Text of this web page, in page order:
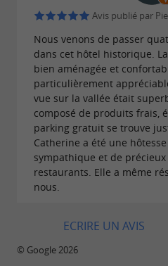
parenthèse de sérénité
précieux.
Le petit plus ?Un accès
ville, et un stationnement
Bakéa pour se déplacer à
la Maison Bakéa est
Avis publié par
Nous venons de passer
dans cet hôtel historique.
bien aménagée et
particulièrement
vue sur la vallée était
composé de produits frais,
parking gratuit se trouve
Catherine a été une
sympathique et de
restaurants. Elle a même
nous.
ECRIRE UN AVIS
© Google 2026